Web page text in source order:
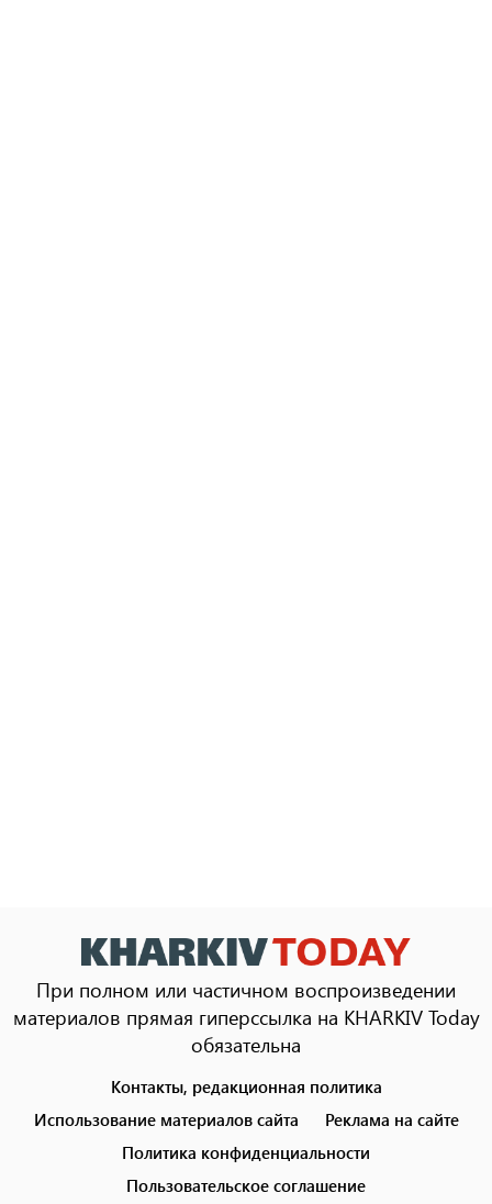
При полном или частичном воспроизведении
материалов прямая гиперссылка на KHARKIV Today
обязательна
menu
Контакты, редакционная политика
Использование материалов сайта
Реклама на сайте
Политика конфиденциальности
Пользовательское соглашение